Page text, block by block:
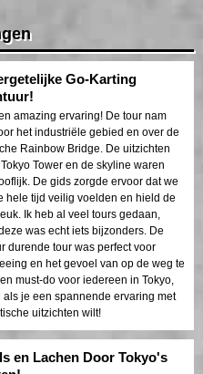
Go-Karting
amazing ervaring! De tour nam
het industriële gebied en over de
Rainbow Bridge. De uitzichten
Tower en de skyline waren
De gids zorgde ervoor dat we
hele tijd veilig voelden en hield de
Ik heb al veel tours gedaan,
was echt iets bijzonders. De
durende tour was perfect voor
en het gevoel van op de weg te
must-do voor iedereen in Tokyo,
als je een spannende ervaring met
uitzichten wilt!
en Lachen Door Tokyo's